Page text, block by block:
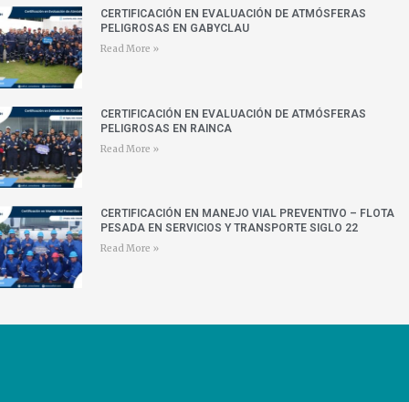
CERTIFICACIÓN EN EVALUACIÓN DE ATMÓSFERAS
PELIGROSAS EN GABYCLAU
Read More »
CERTIFICACIÓN EN EVALUACIÓN DE ATMÓSFERAS
PELIGROSAS EN RAINCA
Read More »
CERTIFICACIÓN EN MANEJO VIAL PREVENTIVO – FLOTA
PESADA EN SERVICIOS Y TRANSPORTE SIGLO 22
Read More »